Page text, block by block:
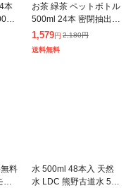
本
ト
お茶 緑茶 ペットボトル
500ml 24本 密閉抽出
香り高い 旨みすっきり
まろやか 飲みやすい 食
事 朝に合う まとめ買い
1,579円 2,180円
送料無料
料
水 500ml 48本入 天然
水 LDC 熊野古道水 500